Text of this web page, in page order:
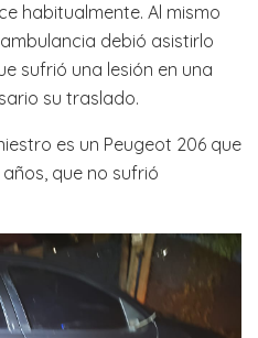
habitualmente. Al mismo
debió asistirlo
sufrió una lesión en una
su traslado.
es un Peugeot 206 que
que no sufrió